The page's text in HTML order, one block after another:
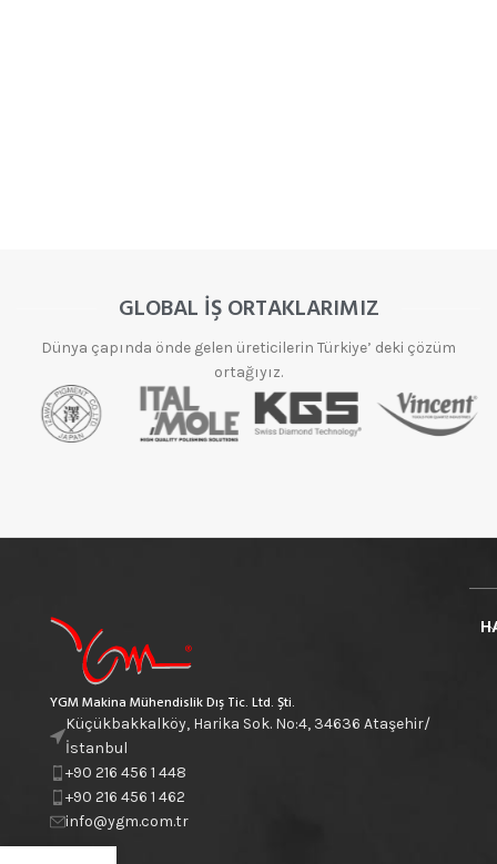
GLOBAL İŞ ORTAKLARIMIZ
Dünya çapında önde gelen üreticilerin Türkiye’ deki çözüm
ortağıyız.
YGM Makina Mühendislik Dış Tic. Ltd. Şti.
Küçükbakkalköy, Harika Sok. No:4, 34636 Ataşehir/
İstanbul
+90 216 456 1 448
+90 216 456 1 462
info@ygm.com.tr